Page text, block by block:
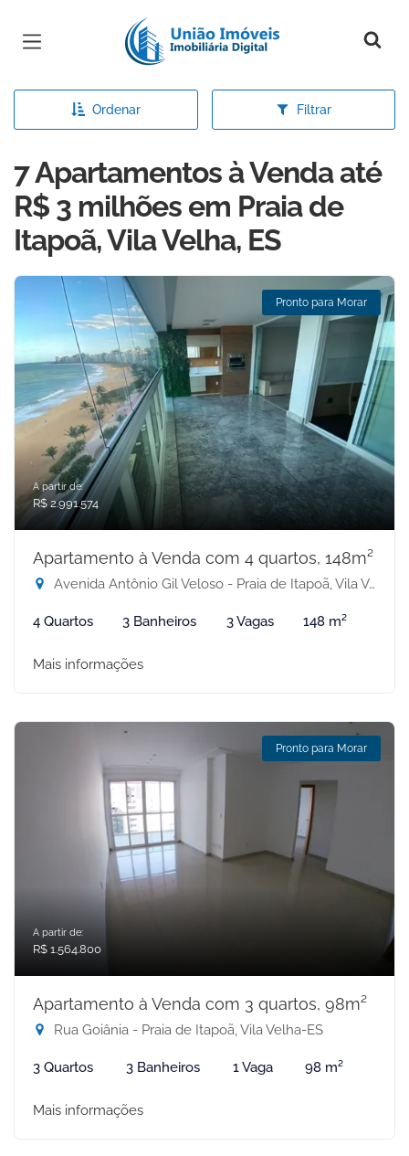
Página inicial
Ordenar Filtrar
7 Apartamentos à Venda até
R$ 3 milhões em Praia de
Itapoã, Vila Velha, ES
Pronto para Morar
A partir de:
R$ 2.991.574
Apartamento à Venda com 4 quartos, 148m²
Avenida Antônio Gil Veloso - Praia de Itapoã, Vila Velha-ES
4 Quartos 3 Banheiros 3 Vagas 148 m²
Mais informações
Pronto para Morar
A partir de:
R$ 1.564.800
Apartamento à Venda com 3 quartos, 98m²
Rua Goiânia - Praia de Itapoã, Vila Velha-ES
3 Quartos 3 Banheiros 1 Vaga 98 m²
Mais informações